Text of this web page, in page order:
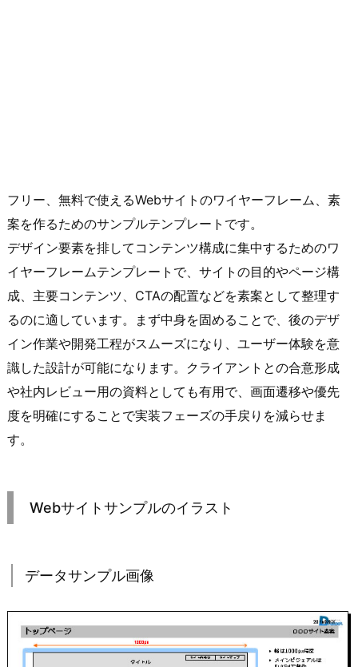
フリー、無料で使えるWebサイトのワイヤーフレーム、素
案を作るためのサンプルテンプレートです。
デザイン要素を排してコンテンツ構成に集中するためのワ
イヤーフレームテンプレートで、サイトの目的やページ構
成、主要コンテンツ、CTAの配置などを素案として整理す
るのに適しています。まず中身を固めることで、後のデザ
イン作業や開発工程がスムーズになり、ユーザー体験を意
識した設計が可能になります。クライアントとの合意形成
や社内レビュー用の資料としても有用で、画面遷移や優先
度を明確にすることで実装フェーズの手戻りを減らせま
す。
Webサイトサンプルのイラスト
データサンプル画像